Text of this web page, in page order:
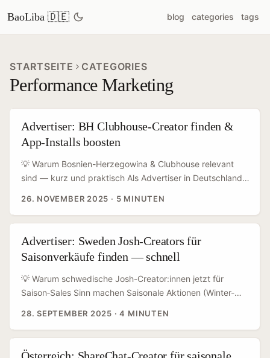
BaoLiba 🇩🇪 blog categories tags
STARTSEITE CATEGORIES
Performance Marketing
Advertiser: BH Clubhouse-Creator finden &
App-Installs boosten
💡 Warum Bosnien-Herzegowina & Clubhouse relevant
sind — kurz und praktisch Als Advertiser in Deutschland
Engagement-Raten in Audio-Formaten wie Clubhouse.
Clubhouse selbst bleibt eine Plattform, auf der
Conversation > Content zählt — ideal für Tiefe, Trust-
Building und direkte CTA-Performance via Streamer-
26. NOVEMBER 2025 · 5 MINUTEN
Advertiser: Sweden Josh-Creators für
Saisonverkäufe finden — schnell
💡 Warum schwedische Josh-Creator:innen jetzt für
Saison‑Sales Sinn machen Saisonale Aktionen (Winter-
nischig, produktorientiert und kaufstark ist — besonders
28. SEPTEMBER 2025 ·4 MINUTEN